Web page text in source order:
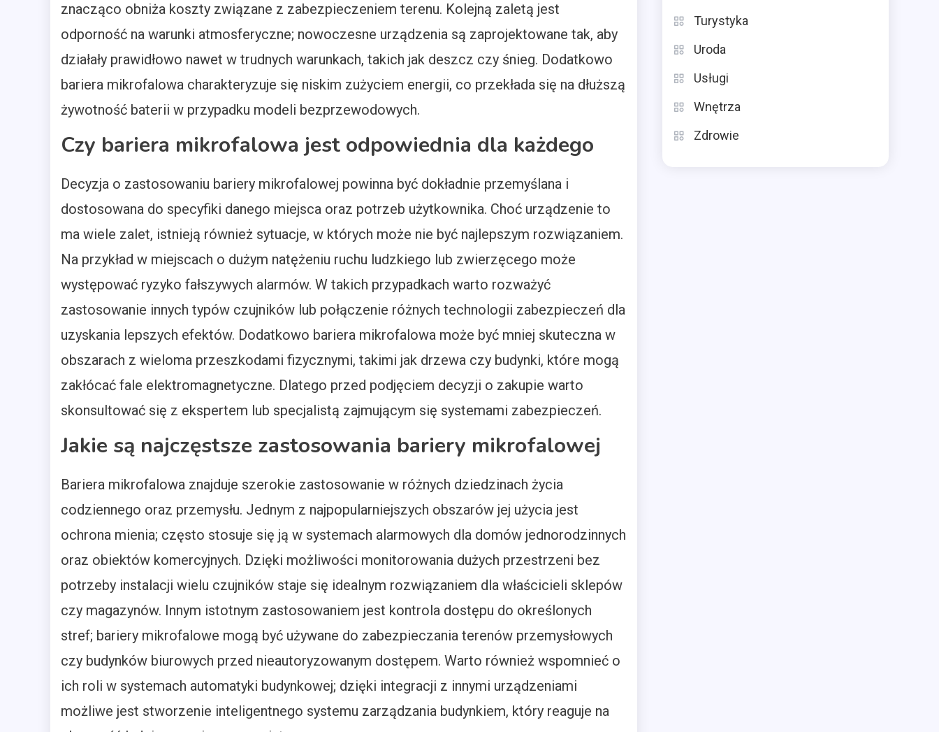
znacząco obniża koszty związane z zabezpieczeniem terenu. Kolejną zaletą jest
odporność na warunki atmosferyczne; nowoczesne urządzenia są zaprojektowane tak, aby
działały prawidłowo nawet w trudnych warunkach, takich jak deszcz czy śnieg. Dodatkowo
bariera mikrofalowa charakteryzuje się niskim zużyciem energii, co przekłada się na dłuższą
żywotność baterii w przypadku modeli bezprzewodowych.
Czy bariera mikrofalowa jest odpowiednia dla każdego
Decyzja o zastosowaniu bariery mikrofalowej powinna być dokładnie przemyślana i
dostosowana do specyfiki danego miejsca oraz potrzeb użytkownika. Choć urządzenie to
ma wiele zalet, istnieją również sytuacje, w których może nie być najlepszym rozwiązaniem.
Na przykład w miejscach o dużym natężeniu ruchu ludzkiego lub zwierzęcego może
występować ryzyko fałszywych alarmów. W takich przypadkach warto rozważyć
zastosowanie innych typów czujników lub połączenie różnych technologii zabezpieczeń dla
uzyskania lepszych efektów. Dodatkowo bariera mikrofalowa może być mniej skuteczna w
obszarach z wieloma przeszkodami fizycznymi, takimi jak drzewa czy budynki, które mogą
zakłócać fale elektromagnetyczne. Dlatego przed podjęciem decyzji o zakupie warto
skonsultować się z ekspertem lub specjalistą zajmującym się systemami zabezpieczeń.
Jakie są najczęstsze zastosowania bariery mikrofalowej
Bariera mikrofalowa znajduje szerokie zastosowanie w różnych dziedzinach życia
codziennego oraz przemysłu. Jednym z najpopularniejszych obszarów jej użycia jest
ochrona mienia; często stosuje się ją w systemach alarmowych dla domów jednorodzinnych
oraz obiektów komercyjnych. Dzięki możliwości monitorowania dużych przestrzeni bez
potrzeby instalacji wielu czujników staje się idealnym rozwiązaniem dla właścicieli sklepów
czy magazynów. Innym istotnym zastosowaniem jest kontrola dostępu do określonych
stref; bariery mikrofalowe mogą być używane do zabezpieczania terenów przemysłowych
czy budynków biurowych przed nieautoryzowanym dostępem. Warto również wspomnieć o
ich roli w systemach automatyki budynkowej; dzięki integracji z innymi urządzeniami
możliwe jest stworzenie inteligentnego systemu zarządzania budynkiem, który reaguje na
Turystyka
Uroda
Usługi
Wnętrza
Zdrowie